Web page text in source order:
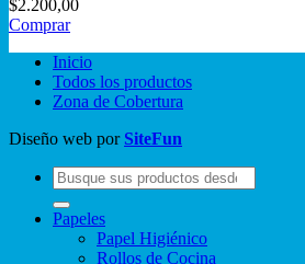
$2.200,00
Comprar
Inicio
Todos los productos
Zona de Cobertura
Diseño web porSiteFun
Buscar
por:
Papeles
Papel Higiénico
Rollos de Cocina